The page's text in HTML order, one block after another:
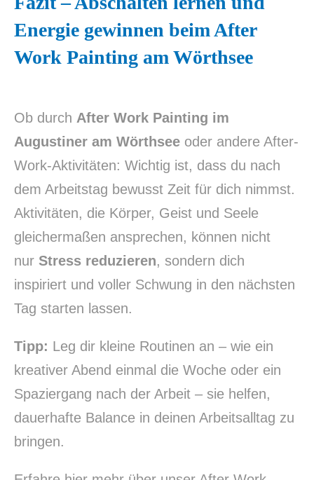
Energie gewinnen beim After
Work Painting am Wörthsee
Ob durch After Work Painting im
Augustiner am Wörthsee oder andere After-
Work-Aktivitäten: Wichtig ist, dass du nach
dem Arbeitstag bewusst Zeit für dich nimmst.
Aktivitäten, die Körper, Geist und Seele
gleichermaßen ansprechen, können nicht
nur Stress reduzieren, sondern dich
inspiriert und voller Schwung in den nächsten
Tag starten lassen.
Tipp: Leg dir kleine Routinen an – wie ein
kreativer Abend einmal die Woche oder ein
Spaziergang nach der Arbeit – sie helfen,
dauerhafte Balance in deinen Arbeitsalltag zu
bringen.